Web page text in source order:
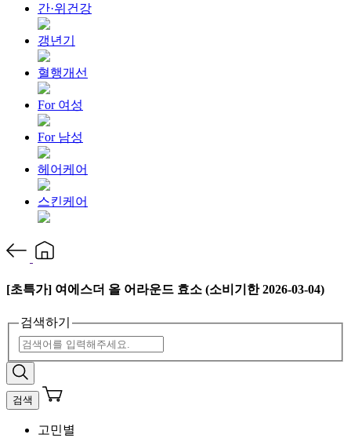
간·위건강
갱년기
혈행개선
For 여성
For 남성
헤어케어
스킨케어
[초특가] 여에스더 올 어라운드 효소 (소비기한 2026-03-04)
검색하기
검색
고민별